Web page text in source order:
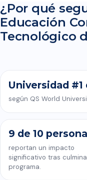
¿Por qué
Educación
Tecnológico
CONOCE EDUCACIÓN
MONTERREY
Universidad
según QS World
9 de 10
reportan un impacto
significativo tras
programa.